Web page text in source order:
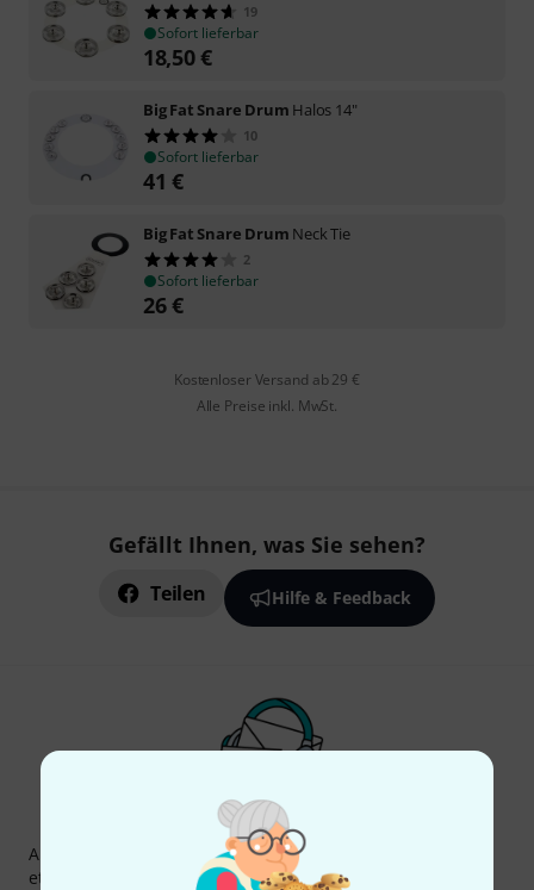
19
Sofort lieferbar
18,50€
Big Fat Snare Drum Halos 14"
10
Sofort lieferbar
41 €
Big Fat Snare Drum Neck Tie
2
Sofort lieferbar
26€
Kostenloser Versand ab 29 €
Alle Preise inkl. MwSt.
Gefällt Ihnen, was Sie sehen?
Teilen Hilfe & Feedback
Thomann Newsletter
Abonniere den Thomann Newsletter und gewinne mit
etwas Glück einen von 50 Gutscheinenüber jeweils